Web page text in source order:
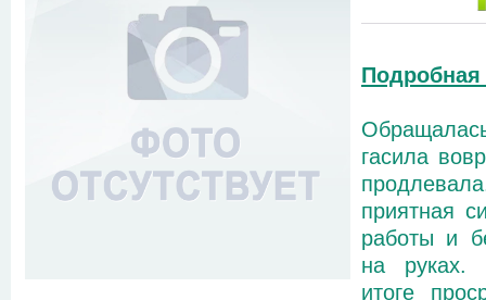
гасила
приятная
работы и
на руках.
итоге